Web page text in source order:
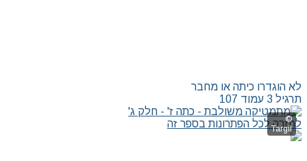
לא הוגדרו כיתה או מחבר
תרגיל 3 עמוד 107
לחזרה לכל הפתרונות בספר זה